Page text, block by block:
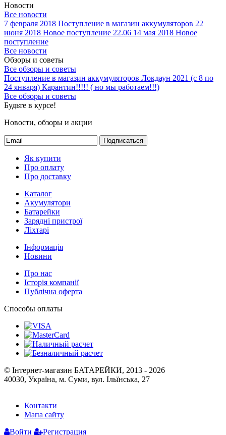
Новости
Все новости
7 февраля 2018 Поступление в магазин аккумуляторов 22
июня 2018 Новое поступление 22.06 14 мая 2018 Новое
поступление
Все новости
Обзоры и советы
Все обзоры и советы
Поступление в магазин аккумуляторов Локдаун 2021 (с 8 по
24 января) Карантин!!!!! ( но мы работаем!!!)
Все обзоры и советы
Будьте в курсе!
Новости, обзоры и акции
Подписаться
Як купити
Про оплату
Про доставку
Каталог
Акумулятори
Батарейки
Зарядні пристрої
Ліхтарі
Інформація
Новини
Про нас
Історія компанії
Публічна оферта
Способы оплаты
© Інтернет-магазин БАТАРЕЙКИ, 2013 - 2026
40030, Україна, м. Суми, вул. Ільїнська, 27
Контакти
Мапа сайту
Войти
Регистрация